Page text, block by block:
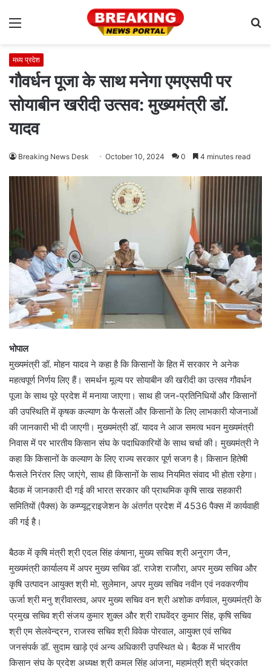
Menu
मध्य प्रदेश
गौवर्धन पूजा के साथ मनेगा एमएसपी पर
सोयाबीन खरीदी उत्सव: मुख्यमंत्री डॉ.
यादव
Breaking News Desk October 10, 2024 0 4 minutes read
भोपाल
मुख्यमंत्री डॉ. मोहन यादव ने कहा है कि किसानों के हित में सरकार ने अनेक
महत्वपूर्ण निर्णय लिए हैं। समर्थन मूल्य पर सोयाबीन की खरीदी का उत्सव गौवर्धन
पूजा के साथ पूरे प्रदेश में मनाया जाएगा। साथ ही जन-प्रतिनिधियों और किसानों
की उपस्थिति में कृषक कल्याण के फैसलों और किसानों के लिए लाभकारी योजनाओं
की जानकारी भी दी जाएगी। मुख्यमंत्री डॉ. यादव ने आज समत्व भवन मुख्यमंत्री
निवास में पर भारतीय किसान संघ के पदाधिकारियों के साथ चर्चा की। मुख्यमंत्री ने
कहा कि किसानों के कल्याण के लिए राज्य सरकार पूर्ण सजग है। किसान हितेषी
फैसले निरंतर लिए जाएंगे, साथ ही किसानों के साथ नियमित संवाद भी होता रहेगा।
बैठक में जानकारी दी गई की भारत सरकार की प्राथमिक कृषि साख सहकारी
समितियों (पैक्स) के कम्प्यूट्राइजेशन के अंतर्गत प्रदेश में 4536 पैक्स में कार्यवाही
की गई है।
बैठक में कृषि मंत्री श्री एदल सिंह कंषाना, मुख्य सचिव श्री अनुराग जैन,
मुख्यमंत्री कार्यालय में अपर मुख्य सचिव डॉ. राजेश राजौरा, अपर मुख्य सचिव और
कृषि उत्पादन आयुक्त श्री मो. सुलेमान, अपर मुख्य सचिव नवीन एवं नवकरणीय
ऊर्जा श्री मनु श्रीवास्तव, अपर मुख्य सचिव वन श्री अशोक वर्णवाल, मुख्यमंत्री के
प्रमुख सचिव श्री संजय कुमार शुक्ल और श्री राघवेंद्र कुमार सिंह, कृषि सचिव
श्री एम सेलवेन्द्रन, राजस्व सचिव श्री विवेक पोरवाल, आयुक्त एवं सचिव
जनसंपर्क डॉ. सुदाम खाड़े एवं अन्य अधिकारी उपस्थित थे। बैठक में भारतीय
किसान संघ के प्रदेश अध्यक्ष श्री कमल सिंह आंजना, महामंत्री श्री चंद्रकांत